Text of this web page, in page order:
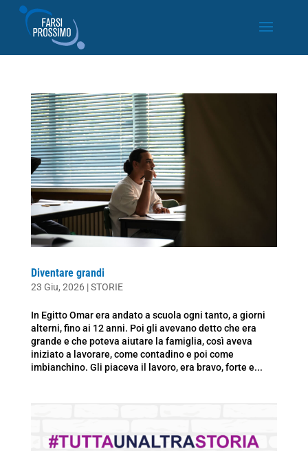
Diventare grandi
23 Giu, 2026|STORIE
In Egitto Omar era andato a scuola ogni tanto, a giorni
alterni, fino ai 12 anni. Poi gli avevano detto che era
grande e che poteva aiutare la famiglia, così aveva
iniziato a lavorare, come contadino e poi come
imbianchino. Gli piaceva il lavoro, era bravo, forte e...